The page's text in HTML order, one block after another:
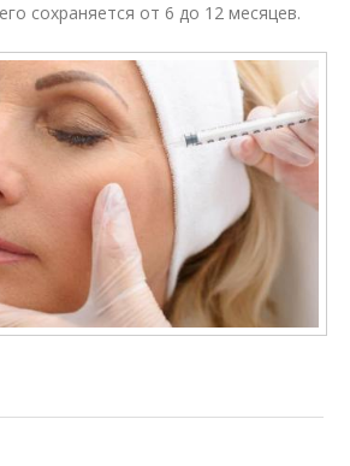
сохраняется от 6 до 12 месяцев.